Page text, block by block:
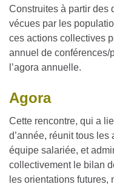
Construites à partir des
vécues par les
ces actions collectives
annuel de conférences/
l’agora annuelle.
Agora
Cette rencontre, qui a
d’année, réunit tous les
équipe salariée, et
collectivement le bilan
les orientations futures,